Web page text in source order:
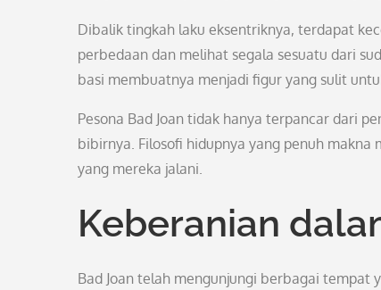
Dibalik tingkah laku eksentriknya, terdapat
perbedaan dan melihat segala sesuatu dari
basi membuatnya menjadi figur yang sulit
Pesona Bad Joan tidak hanya terpancar dari
bibirnya. Filosofi hidupnya yang penuh
yang mereka jalani.
Keberanian
Bad Joan telah mengunjungi berbagai tempat